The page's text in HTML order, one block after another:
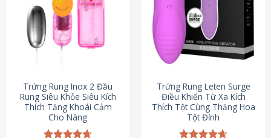
Trứng Rung Inox 2 Đầu
Rung Siêu Khỏe Siêu Kích
Thích Tăng Khoái Cảm
Cho Nàng
Trứng Rung Leten Surge
Điều Khiển Từ Xa Kích
Thích Tột Cùng Thăng Hoa
Tột Đỉnh